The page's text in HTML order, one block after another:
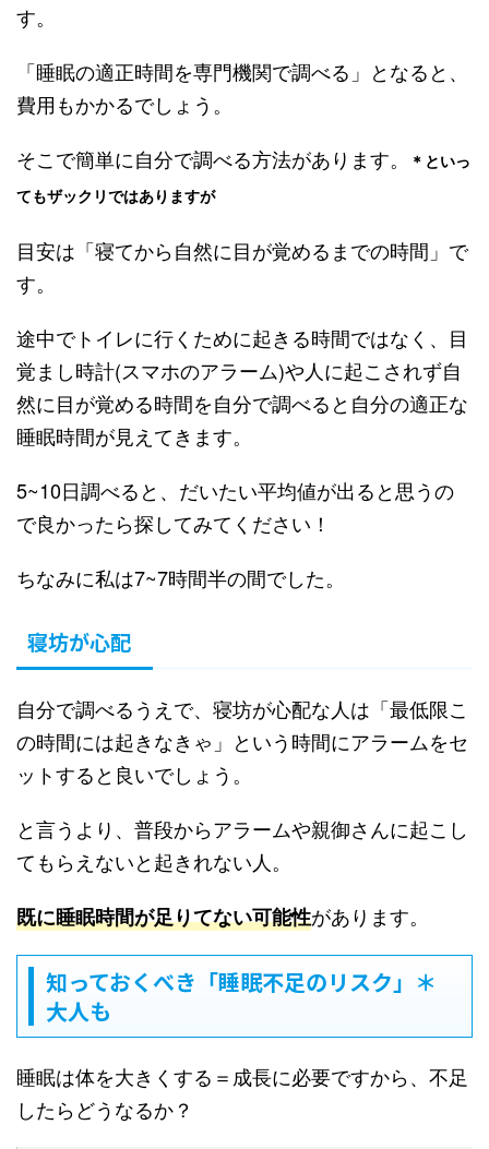
す。
「睡眠の適正時間を専門機関で調べる」となると、
費用もかかるでしょう。
そこで簡単に自分で調べる方法があります。
＊といっ
てもザックリではありますが
目安は「寝てから自然に目が覚めるまでの時間」で
す。
途中でトイレに行くために起きる時間ではなく、目
覚まし時計(スマホのアラーム)や人に起こされず自
然に目が覚める時間を自分で調べると自分の適正な
睡眠時間が見えてきます。
5~10日調べると、だいたい平均値が出ると思うの
で良かったら探してみてください！
ちなみに私は7~7時間半の間でした。
寝坊が心配
自分で調べるうえで、寝坊が心配な人は「最低限こ
の時間には起きなきゃ」という時間にアラームをセ
ットすると良いでしょう。
と言うより、普段からアラームや親御さんに起こし
てもらえないと起きれない人。
既に睡眠時間が足りてない可能性があります。
知っておくべき「睡眠不足のリスク」＊
大人も
睡眠は体を大きくする＝成長に必要ですから、不足
したらどうなるか？